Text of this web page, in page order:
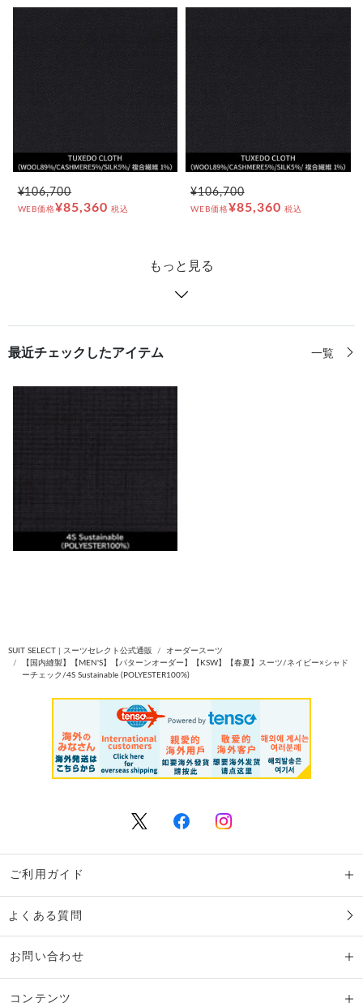
¥106,700
WEB価格¥85,360 税込
¥106,700
WEB価格¥85,360 税込
もっと見る
最近チェックしたアイテム 一覧
SUIT SELECT | スーツセレクト公式通販
オーダースーツ
【国内縫製】【MEN'S】【パターンオーダー】【KSW】【春夏】スーツ/ネイビー×シャド
ーチェック/4S Sustainable (POLYESTER100%)
ご利用ガイド
よくある質問
お問い合わせ
コンテンツ